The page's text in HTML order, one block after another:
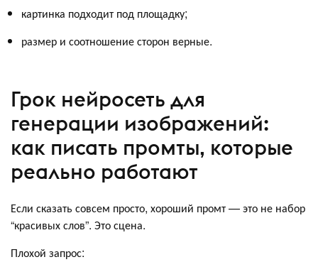
картинка подходит под площадку;
размер и соотношение сторон верные.
Грок нейросеть для
генерации изображений:
как писать промты, которые
реально работают
Если сказать совсем просто, хороший промт — это не набор
“красивых слов”. Это сцена.
Плохой запрос: